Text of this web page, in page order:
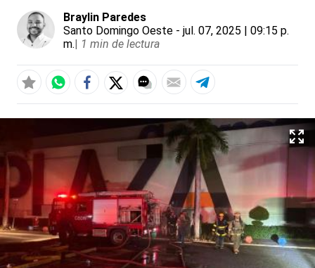
Braylin Paredes
Santo Domingo Oeste - jul. 07, 2025 | 09:15 p.
m.| 1 min de lectura